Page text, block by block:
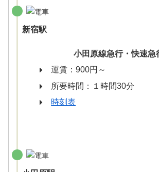
新宿駅
小田原線急行・快速急
運賃：900円～
所要時間：１時間30分
時刻表